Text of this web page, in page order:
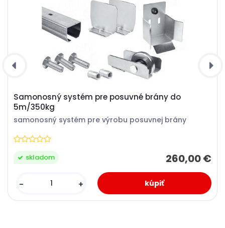
Samonosný systém pre posuvné brány do
5m/350kg
samonosný systém pre výrobu posuvnej brány
260,00 €
- +
skladom